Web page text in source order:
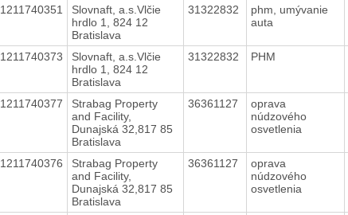
1211740351
Slovnaft, a.s.Vlčie
hrdlo 1, 824 12
Bratislava
31322832
phm, umývanie
auta
1211740373
Slovnaft, a.s.Vlčie
hrdlo 1, 824 12
Bratislava
31322832 PHM
1211740377
Strabag Property
and Facility,
Dunajská 32,817 85
Bratislava
36361127
oprava
núdzového
osvetlenia
1211740376
Strabag Property
and Facility,
Dunajská 32,817 85
Bratislava
36361127
oprava
núdzového
osvetlenia